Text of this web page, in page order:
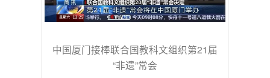
中国厦门接棒联合国教科文组织第21届
“非遗”常会